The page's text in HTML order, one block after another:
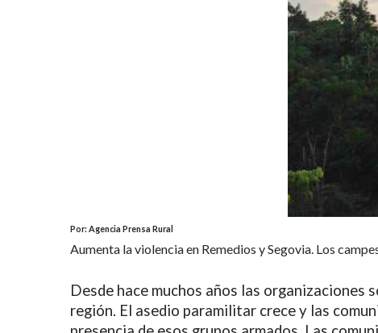
Por: Agencia Prensa Rural
Aumenta la violencia en Remedios y Segovia. Los
Desde hace muchos años las
región. El asedio paramilitar crece y las